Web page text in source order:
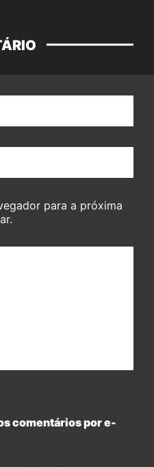
para a próxima
comentários por e-